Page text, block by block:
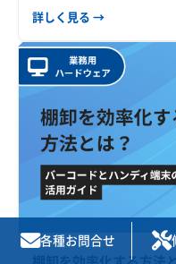
各種お問合せ
詳しく見る →